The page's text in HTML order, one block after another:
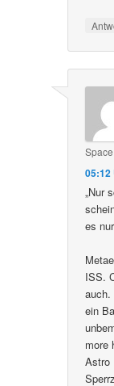
05:12
„Nur
es
ISS.
auch.
ein
more
Astro